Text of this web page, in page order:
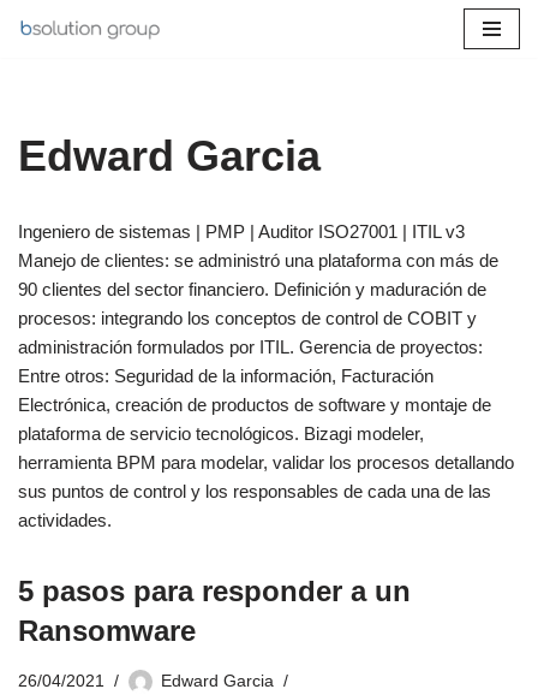
Edward Garcia
Ingeniero de sistemas | PMP | Auditor ISO27001 | ITIL v3
Manejo de clientes: se administró una plataforma con más de
90 clientes del sector financiero. Definición y maduración de
procesos: integrando los conceptos de control de COBIT y
administración formulados por ITIL. Gerencia de proyectos:
Entre otros: Seguridad de la información, Facturación
Electrónica, creación de productos de software y montaje de
plataforma de servicio tecnológicos. Bizagi modeler,
herramienta BPM para modelar, validar los procesos detallando
sus puntos de control y los responsables de cada una de las
actividades.
5 pasos para responder a un
Ransomware
26/04/2021
Edward Garcia